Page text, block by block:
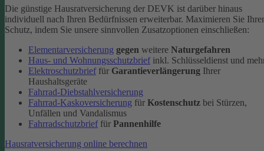
Die günstige Hausratversicherung der DEVK ist darüber hinaus
individuell nach Ihren Bedürfnissen erweiterbar. Maximieren Sie
Schutz, indem Sie unsere sinnvollen Zusatzoptionen einschließen:
Elementarversicherung gegen weitere Naturgefahren
Haus- und Wohnungsschutzbrief inkl. Schlüsseldienst und
Elektroschutzbrief für Garantieverlängerung Ihrer
Haushaltsgeräte
Fahrrad-Diebstahlversicherung
Fahrrad-Kaskoversicherung für Kostenschutz bei Stürzen,
Unfällen und Vandalismus
Fahrradschutzbrief für Pannenhilfe
Hausratversicherung online berechnen